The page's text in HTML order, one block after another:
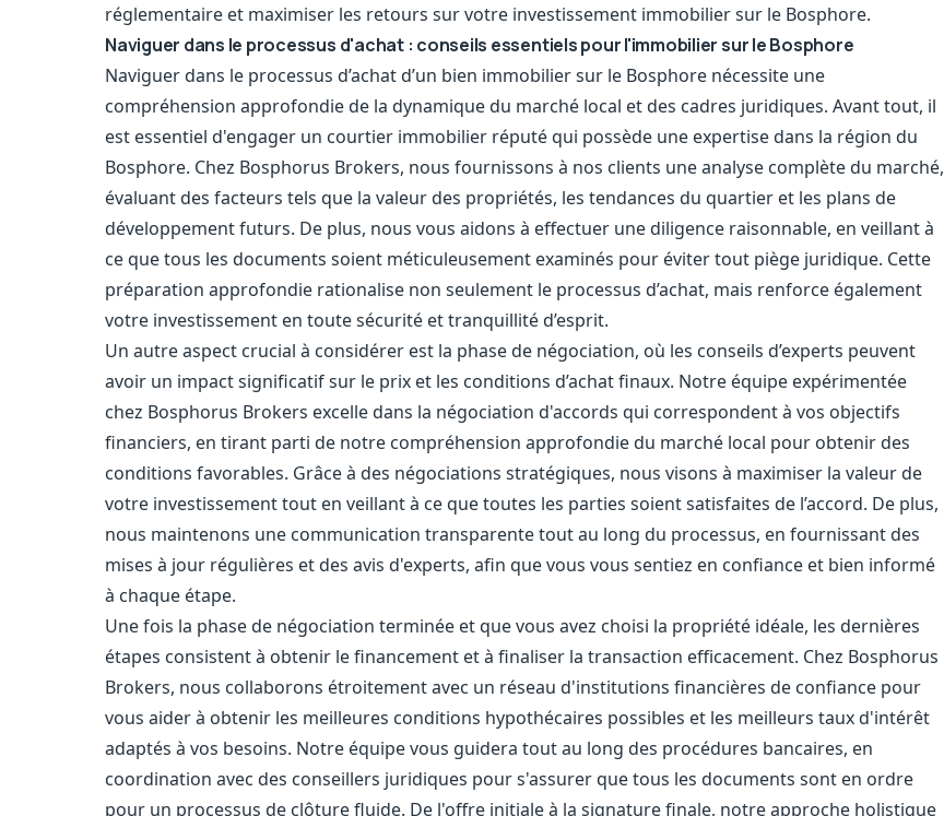
réglementaire et maximiser les retours sur votre investissement immobilier sur le Bosphore.
Naviguer dans le processus d'achat : conseils essentiels pour l'immobilier sur le Bosphore
Naviguer dans le processus d’achat d’un bien immobilier sur le Bosphore nécessite une
compréhension approfondie de la dynamique du marché local et des cadres juridiques. Avant tout, il
est essentiel d'engager un courtier immobilier réputé qui possède une expertise dans la région du
Bosphore. Chez Bosphorus Brokers, nous fournissons à nos clients une analyse complète du marché,
évaluant des facteurs tels que la valeur des propriétés, les tendances du quartier et les plans de
développement futurs. De plus, nous vous aidons à effectuer une diligence raisonnable, en veillant à
ce que tous les documents soient méticuleusement examinés pour éviter tout piège juridique. Cette
préparation approfondie rationalise non seulement le processus d’achat, mais renforce également
votre investissement en toute sécurité et tranquillité d’esprit.
Un autre aspect crucial à considérer est la phase de négociation, où les conseils d’experts peuvent
avoir un impact significatif sur le prix et les conditions d’achat finaux. Notre équipe expérimentée
chez Bosphorus Brokers excelle dans la négociation d'accords qui correspondent à vos objectifs
financiers, en tirant parti de notre compréhension approfondie du marché local pour obtenir des
conditions favorables. Grâce à des négociations stratégiques, nous visons à maximiser la valeur de
votre investissement tout en veillant à ce que toutes les parties soient satisfaites de l’accord. De plus,
nous maintenons une communication transparente tout au long du processus, en fournissant des
mises à jour régulières et des avis d'experts, afin que vous vous sentiez en confiance et bien informé
à chaque étape.
Une fois la phase de négociation terminée et que vous avez choisi la propriété idéale, les dernières
étapes consistent à obtenir le financement et à finaliser la transaction efficacement. Chez Bosphorus
Brokers, nous collaborons étroitement avec un réseau d'institutions financières de confiance pour
vous aider à obtenir les meilleures conditions hypothécaires possibles et les meilleurs taux d'intérêt
adaptés à vos besoins. Notre équipe vous guidera tout au long des procédures bancaires, en
coordination avec des conseillers juridiques pour s'assurer que tous les documents sont en ordre
pour un processus de clôture fluide. De l'offre initiale à la signature finale, notre approche holistique